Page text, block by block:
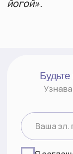
Вконтакте
Документы
Политика куки
Согласие на
персональных
Политика